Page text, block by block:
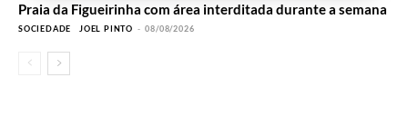
Praia da Figueirinha com área interditada durante a semana
SOCIEDADE JOEL PINTO - 08/08/2026